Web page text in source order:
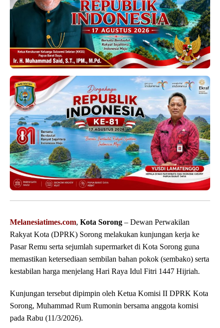
Melanesiatimes.com, Kota Sorong – Dewan Perwakilan
Rakyat Kota (DPRK) Sorong melakukan kunjungan kerja ke
Pasar Remu serta sejumlah supermarket di Kota Sorong guna
memastikan ketersediaan sembilan bahan pokok (sembako) serta
kestabilan harga menjelang Hari Raya Idul Fitri 1447 Hijriah.
Kunjungan tersebut dipimpin oleh Ketua Komisi II DPRK Kota
Sorong, Muhammad Rum Rumonin bersama anggota komisi
pada Rabu (11/3/2026).